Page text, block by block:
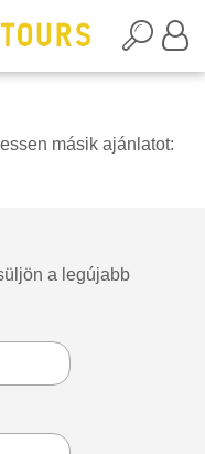
másik ajánlatot:
a legújabb